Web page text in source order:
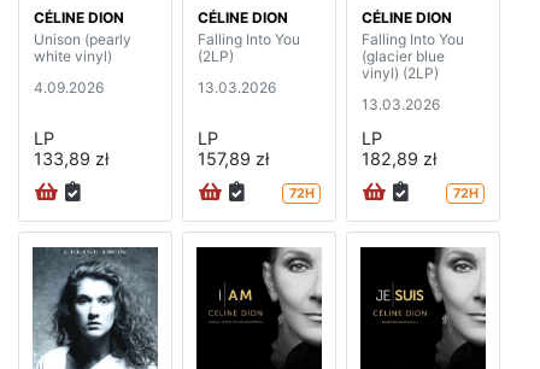
CÉLINE DION
Unison (pearly
white vinyl)
4.09.2026
LP
133,89 zł
CÉLINE DION
Falling Into You
(2LP)
13.03.2026
LP
157,89 zł
72H
CÉLINE DION
Falling Into You
(glacier blue
vinyl) (2LP)
13.03.2026
LP
182,89 zł
72H